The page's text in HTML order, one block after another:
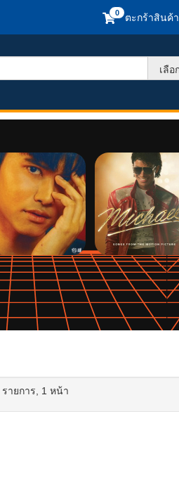
ตะกร้าสินค้า
ายการ, 1 หน้า